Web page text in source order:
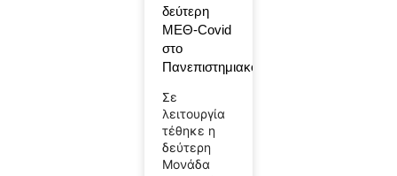
δεύτερη
ΜΕΘ-Covid
στο
Πανεπιστημιακό
Σε
λειτουργία
τέθηκε η
δεύτερη
Μονάδα